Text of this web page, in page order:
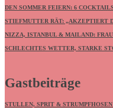
DEN SOMMER FEIERN: 6
STIEFMUTTER RÄT: „AKZEPTIERT
NIZZA, ISTANBUL & MAILAND:
SCHLECHTES WETTER, STARKE
Gastbeiträge
STULLEN, SPRIT &